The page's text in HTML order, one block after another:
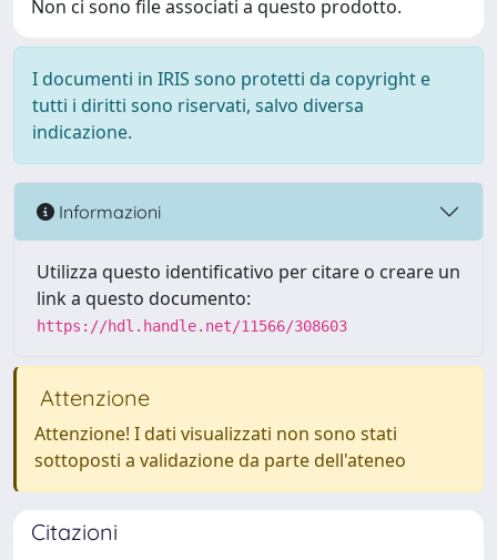
Non ci sono file associati a questo prodotto.
I documenti in IRIS sono protetti da copyright e
tutti i diritti sono riservati, salvo diversa
indicazione.
Informazioni
Utilizza questo identificativo per citare o creare un
link a questo documento:
https://hdl.handle.net/11566/308603
Attenzione
Attenzione! I dati visualizzati non sono stati
sottoposti a validazione da parte dell'ateneo
Citazioni